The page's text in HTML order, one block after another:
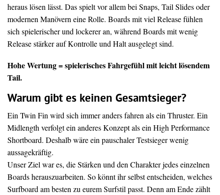
heraus lösen lässt. Das spielt vor allem bei Snaps, Tail Slides oder
modernen Manövern eine Rolle. Boards mit viel Release fühlen
sich spielerischer und lockerer an, während Boards mit wenig
Release stärker auf Kontrolle und Halt ausgelegt sind.
Hohe Wertung = spielerisches Fahrgefühl mit leicht lösendem
Tail.
Warum gibt es keinen Gesamtsieger?
Ein Twin Fin wird sich immer anders fahren als ein Thruster. Ein
Midlength verfolgt ein anderes Konzept als ein High Performance
Shortboard. Deshalb wäre ein pauschaler Testsieger wenig
aussagekräftig.
Unser Ziel war es, die Stärken und den Charakter jedes einzelnen
Boards herauszuarbeiten. So könnt ihr selbst entscheiden, welches
Surfboard am besten zu eurem Surfstil passt. Denn am Ende zählt